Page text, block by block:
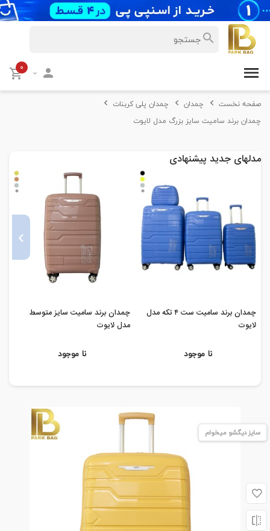
۰
صفحه نخست چمدان
چمدان پلی کربنات
چمدان برند سامیت سایز بزرگ مدل لایوت
مدلهای جدید پیشنهادی
چمدان برند سامیت ست ۴ تکه مدل
لایوت
نا موجود
چمدان برند سامیت سایز متوسط
مدل لایوت
نا موجود
›
سایز دیگشو میخوام